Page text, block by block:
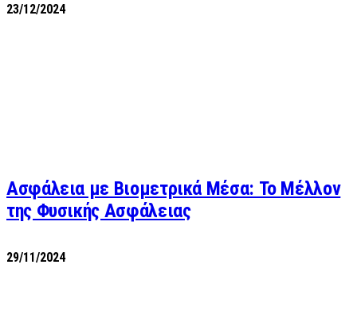
23/12/2024
Ασφάλεια με Βιομετρικά Μέσα: Το Μέλλον
της Φυσικής Ασφάλειας
29/11/2024